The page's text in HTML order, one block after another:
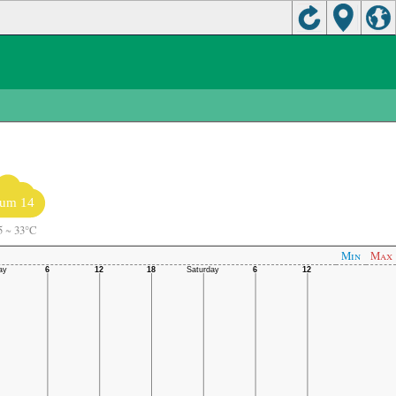
14
~ 33°C
Min
Max